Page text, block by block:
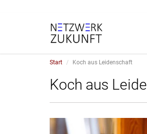
Start Koch aus Leidenschaft
Koch aus